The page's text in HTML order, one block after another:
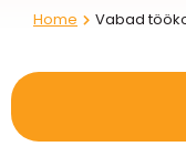
You are here:
Home Vabad